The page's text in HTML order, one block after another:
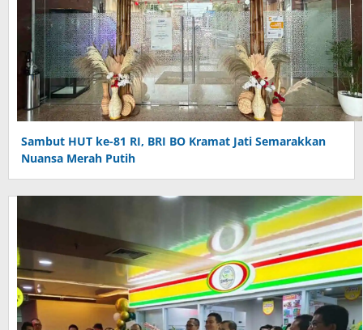
Sambut HUT ke-81 RI, BRI BO Kramat Jati Semarakkan
Nuansa Merah Putih